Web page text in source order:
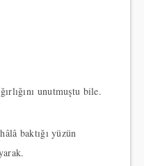
unutmuştu bile.
baktığı yüzün